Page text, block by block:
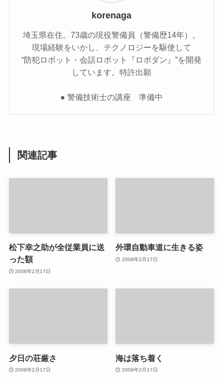
korenaga
埼玉県在住。73歳の現役警備員（警備歴14年）。
現場経験をいかし、テクノロジーを駆使して
“防犯ロボット・会話ロボット『ロボダン』”を開発
しています。特許出願
● 警備技術士の講座 準備中
関連記事
松下幸之助が全従業員に送
った額
2008年2月17日
外環自動車道に生きる姿
2008年2月17日
夕日の荘厳さ
2008年2月17日
海は落ち着く
2008年2月17日